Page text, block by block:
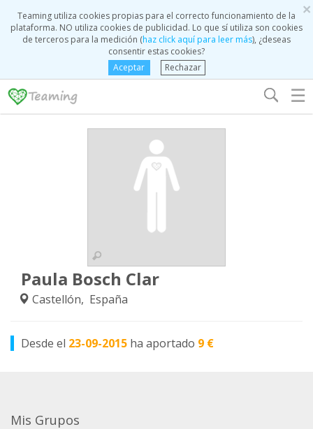
×
Teaming utiliza cookies propias para el correcto funcionamiento de la
plataforma. NO utiliza cookies de publicidad. Lo que sí utiliza son cookies
de terceros para la medición (haz click aquí para leer más), ¿deseas
consentir estas cookies?
Aceptar
Rechazar
☰
Paula Bosch Clar
Castellón, España
Desde el 23-09-2015 ha aportado 9 €
Mis Grupos